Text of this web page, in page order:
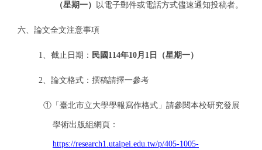
（星期一） 以電子郵件或電話方式儘速通知投稿者。
六、論文全文注意事項
1、截止日期： 民國114年10月1日（星期一）
2、論文格式：撰稿請擇一參考
① 「臺北市立大學學報寫作格式」請參閱本校研究發展
學術出版組網頁：
https://research1.utaipei.edu.tw/p/405-1005-